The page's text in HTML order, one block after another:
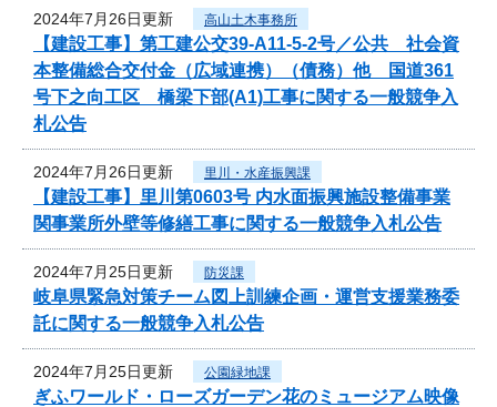
2024年7月26日更新 高山土木事務所
【建設工事】第工建公交39-A11-5-2号／公共 社会資
本整備総合交付金（広域連携）（債務）他 国道361
号下之向工区 橋梁下部(A1)工事に関する一般競争入
札公告
2024年7月26日更新 里川・水産振興課
【建設工事】里川第0603号 内水面振興施設整備事業
関事業所外壁等修繕工事に関する一般競争入札公告
2024年7月25日更新 防災課
岐阜県緊急対策チーム図上訓練企画・運営支援業務委
託に関する一般競争入札公告
2024年7月25日更新 公園緑地課
ぎふワールド・ローズガーデン花のミュージアム映像